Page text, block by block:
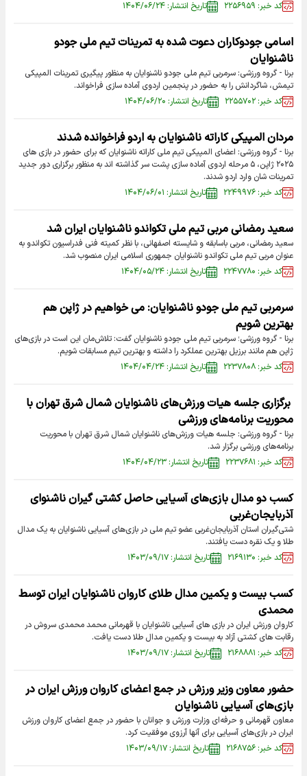
کد خبر: ۲۲۵۶۹۵۹
تاریخ انتشار: ۱۴۰۴/۰۶/۲۴
اسامی جودوکاران دعوت شده به تمرینات تیم ملی جودو
ناشنوایان
برنا - گروه ورزشی: سرمربی تیم ملی جودو ناشنوایان به منظور پیگیری تمرینات المپیکی
تیمش، شاگردانش را به حضور در پنجمین اردوی آماده سازی فراخواند.
کد خبر: ۲۲۵۵۷۰۲
تاریخ انتشار: ۱۴۰۴/۰۶/۲۰
مردان المپیکی کاراته ناشنوایان به اردو فراخوانده شدند
برنا - گروه ورزشی: اعضای المپیکی تیم ملی کاراته ناشنوایان که برای حضور در بازی های
۲۰۲۵ ژاپن، ۵ مرحله اردوی آماده سازی پشت سر گذاشته اند به منظور برگزاری دور جدید
تمرینات شان وارد اردو شدند.
کد خبر: ۲۲۴۹۹۷۶
تاریخ انتشار: ۱۴۰۴/۰۶/۰۱
سعید رمضانی مربی تیم ملی تکواندو ناشنوایان ایران شد
سعید رمضانی، مربی باسابقه و شایسته اصفهانی، با نظر کمیته فنی فدراسیون تکواندو به
عنوان مربی تیم ملی تکواندو ناشنوایان جمهوری اسلامی ایران منصوب شد.
کد خبر: ۲۲۴۷۷۸۰
تاریخ انتشار: ۱۴۰۴/۰۵/۲۴
سرمربی تیم ملی جودو ناشنوایان: می خواهیم در ژاپن هم
بهترین شویم
برنا - گروه ورزشی؛ سرمربی تیم ملی جودو ناشنوایان گفت: تلاش‌مان این است در بازی‌های
ژاپن هم مانند برزیل بهترین عملکرد را داشته و بهترین تیم مسابقات شویم.
کد خبر: ۲۲۳۷۸۰۸
تاریخ انتشار: ۱۴۰۴/۰۴/۲۴
برگزاری جلسه هیات ورزش‌های ناشنوایان شمال شرق تهران با
محوریت برنامه‌های ورزشی
برنا - گروه ورزشی: جلسه هیات ورزش‌های ناشنوایان شمال شرق تهران با محوریت
برنامه‌های ورزشی برگزار شد.
کد خبر: ۲۲۳۷۶۸۱
تاریخ انتشار: ۱۴۰۴/۰۴/۲۳
کسب دو مدال بازی‌های آسیایی حاصل کشتی گیران ناشنوای
آذربایجان‌غربی
شتی‌گیران استان آذربایجان‌غربی عضو تیم ملی در بازی‌های آسیایی ناشنوایان به یک مدال
طلا و یک نقره دست یافتند.
کد خبر: ۲۱۶۹۱۳۰
تاریخ انتشار: ۱۴۰۳/۰۹/۱۷
کسب بیست و یکمین مدال طلای کاروان ناشنوایان ایران توسط
محمدی
کاروان ورزش ایران در بازی های آسیایی ناشنوایان با قهرمانی محمد محمدی سروش در
رقابت های کشتی آزاد به بیست و یکمین مدال طلا دست یافت.
کد خبر: ۲۱۶۸۸۸۱
تاریخ انتشار: ۱۴۰۳/۰۹/۱۷
حضور معاون وزیر ورزش در جمع اعضای کاروان ورزش ایران در
بازی‌های آسیایی ناشنوایان
معاون قهرمانی و حرفه‌ای وزارت ورزش و جوانان با حضور در جمع اعضای کاروان ورزش
ایران در بازی‌های آسیایی برای آنها آرزوی موفقیت کرد.
کد خبر: ۲۱۶۸۷۵۶
تاریخ انتشار: ۱۴۰۳/۰۹/۱۷